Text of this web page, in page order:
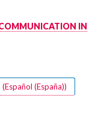
IN
(Español (España))